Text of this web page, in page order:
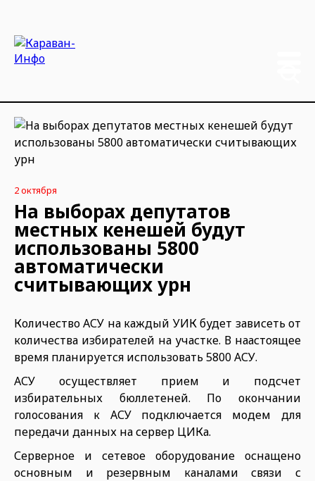
2 октября
На выборах депутатов
местных кенешей будут
использованы 5800
автоматически
считывающих урн
Количество АСУ на каждый УИК будет зависеть от
количества избирателей на участке. В наастоящее
время планируется использовать 5800 АСУ.
АСУ осуществляет прием и подсчет
избирательных бюллетеней. По окончании
голосования к АСУ подключается модем для
передачи данных на сервер ЦИКа.
Серверное и сетевое оборудование оснащено
основным и резервным каналами связи с